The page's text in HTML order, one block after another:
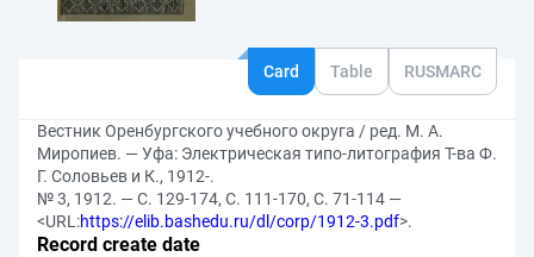
Card Table RUSMARC
Вестник Оренбургского учебного округа / ред. М. А.
Миропиев. — Уфа: Электрическая типо-литография Т-ва Ф.
Г. Соловьев и К., 1912-.
№ 3, 1912. — С. 129-174, С. 111-170, С. 71-114 —
<URL:https://elib.bashedu.ru/dl/corp/1912-3.pdf>.
Record create date